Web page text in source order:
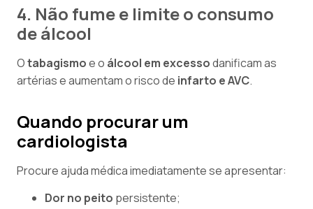
4. Não fume e limite o consumo
de álcool
Otabagismoe o álcool em excessodanificam as
artérias e aumentam o risco de infarto e AVC.
Quando procurar um
cardiologista
Procure ajuda médica imediatamente se apresentar:
Dor no peito persistente;